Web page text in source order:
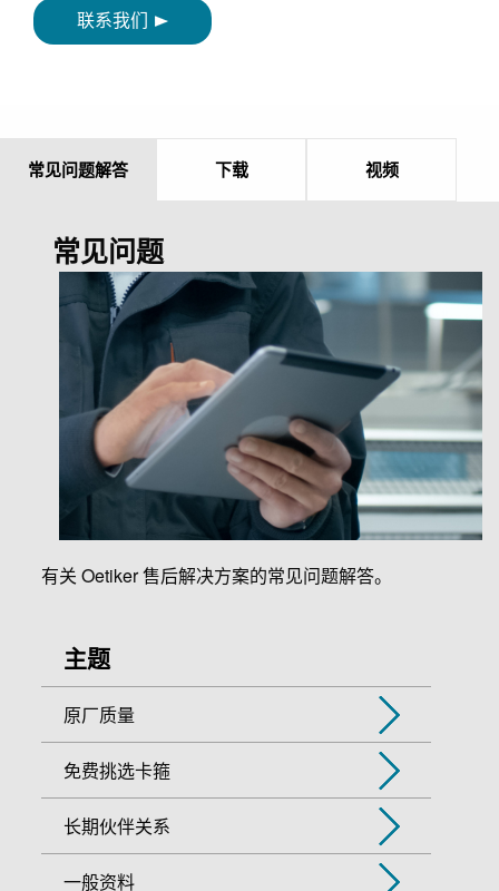
联系我们
常见问题解答 下载 视频
常见问题
有关 Oetiker 售后解决方案的常见问题解答。
主题
原厂质量
免费挑选卡箍
长期伙伴关系
一般资料